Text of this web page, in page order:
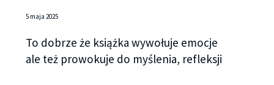
5 maja 2025
To dobrze że książka wywołuje emocje
ale też prowokuje do myślenia, refleksji